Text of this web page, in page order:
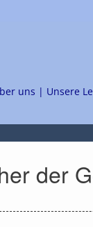
uns | Unsere
der